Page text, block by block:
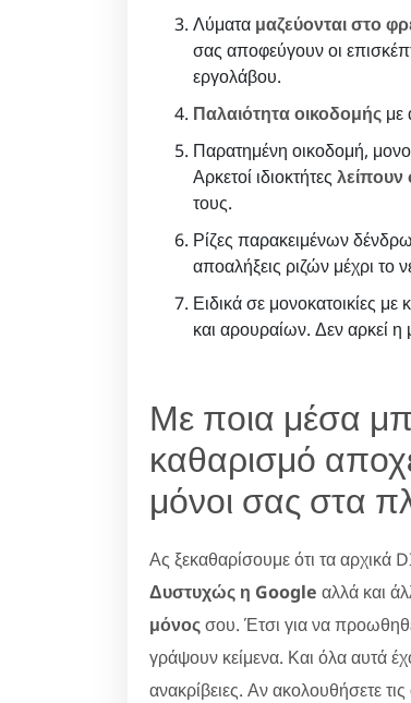
Λύματα μαζεύονται στο
σας αποφεύγουν οι
εργολάβου.
Παλαιότητα οικοδομής με
Παρατημένη οικοδομή,
Αρκετοί ιδιοκτήτες λείπουν
τους.
Ρίζες παρακειμένων
αποαλήξεις ριζών μέχρι το
Ειδικά σε μονοκατοικίες
και αρουραίων. Δεν αρκεί η
Με ποια μέσα
καθαρισμό
μόνοι σας στα
Ας ξεκαθαρίσουμε ότι τα αρχικά
Δυστυχώς η Google αλλά και
μόνοςσου. Έτσι για να
γράψουν κείμενα. Και όλα αυτά
ανακρίβειες. Αν ακολουθήσετε